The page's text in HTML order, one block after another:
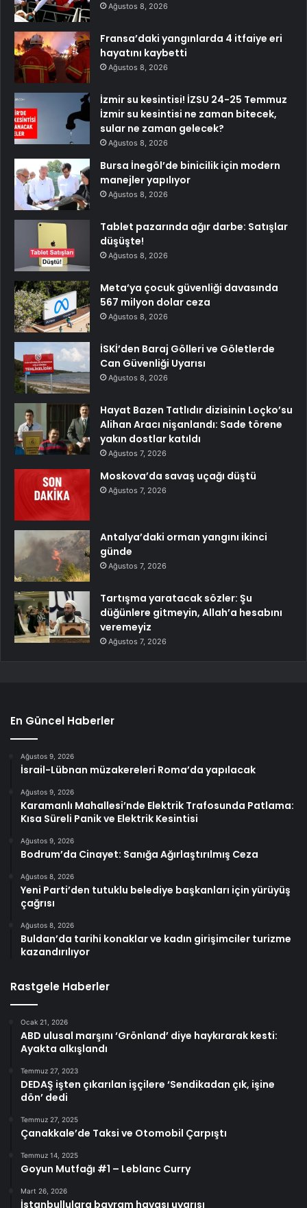
Ağustos 8, 2026
Fransa’daki yangınlarda 4 itfaiye eri
hayatını kaybetti
Ağustos 8, 2026
İzmir su kesintisi! İZSU 24-25 Temmuz
İzmir su kesintisi ne zaman bitecek,
sular ne zaman gelecek?
Ağustos 8, 2026
Bursa İnegöl’de binicilik için modern
manejler yapılıyor
Ağustos 8, 2026
Tablet pazarında ağır darbe: Satışlar
düşüşte!
Ağustos 8, 2026
Meta’ya çocuk güvenliği davasında
567 milyon dolar ceza
Ağustos 8, 2026
İSKİ’den Baraj Gölleri ve Göletlerde
Can Güvenliği Uyarısı
Ağustos 8, 2026
Hayat Bazen Tatlıdır dizisinin Loçko’su
Alihan Aracı nişanlandı: Sade törene
yakın dostlar katıldı
Ağustos 7, 2026
Moskova’da savaş uçağı düştü
Ağustos 7, 2026
Antalya’daki orman yangını ikinci
günde
Ağustos 7, 2026
Tartışma yaratacak sözler: Şu
düğünlere gitmeyin, Allah’a hesabını
veremeyiz
Ağustos 7, 2026
En Güncel Haberler
Ağustos 9, 2026
İsrail-Lübnan müzakereleri Roma’da yapılacak
Ağustos 9, 2026
Karamanlı Mahallesi’nde Elektrik Trafosunda Patlama:
Kısa Süreli Panik ve Elektrik Kesintisi
Ağustos 9, 2026
Bodrum’da Cinayet: Sanığa Ağırlaştırılmış Ceza
Ağustos 8, 2026
Yeni Parti’den tutuklu belediye başkanları için yürüyüş
çağrısı
Ağustos 8, 2026
Buldan’da tarihi konaklar ve kadın girişimciler turizme
kazandırılıyor
Rastgele Haberler
Ocak 21, 2026
ABD ulusal marşını ‘Grönland’ diye haykırarak kesti:
Ayakta alkışlandı
Temmuz 27, 2023
DEDAŞ işten çıkarılan işçilere ‘Sendikadan çık, işine
dön’ dedi
Temmuz 27, 2025
Çanakkale’de Taksi ve Otomobil Çarpıştı
Temmuz 14, 2025
Goyun Mutfağı #1 – Leblanc Curry
Mart 26, 2026
İstanbullulara bayram havası uyarısı